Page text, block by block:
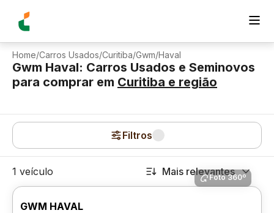
Home/Carros Usados/Curitiba/Gwm/Haval
Gwm Haval: Carros Usados e Seminovos
para comprar em Curitiba e região
Filtros
1 veículo Mais relevantes
Foto 360º
GWM HAVAL